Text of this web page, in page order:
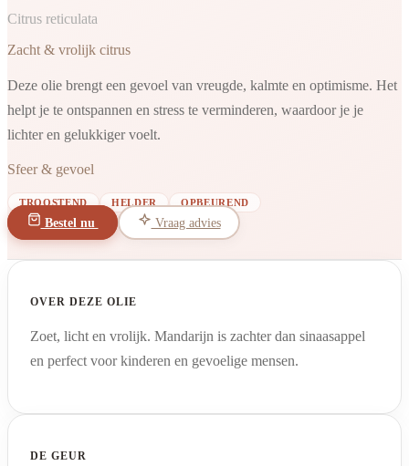
Citrus reticulata
Zacht & vrolijk citrus
Deze olie brengt een gevoel van vreugde, kalmte en optimisme. Het
helpt je te ontspannen en stress te verminderen, waardoor je je
lichter en gelukkiger voelt.
Sfeer & gevoel
TROOSTEND HELDER OPBEUREND
Bestel nu Vraag advies
OVER DEZE OLIE
Zoet, licht en vrolijk. Mandarijn is zachter dan sinaasappel
en perfect voor kinderen en gevoelige mensen.
DE GEUR